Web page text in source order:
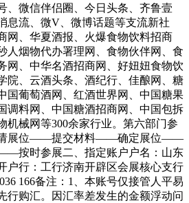
、微信伴侣圈、今日头条、齐鲁壹
息流、微V、微博话题等支流新社
网、华夏酒报、火爆食物饮料招商
人烟物代办署理网、食物伙伴网、食
网、中华名酒招商网、好妞妞食物饮
院、云酒头条、酒纪行、佳酿网、糖
国葡萄酒网、红酒世界网、中国糖果
调料网、中国糖酒招商网、中国包拆
机械网等300余家行业。第六部门参
请展位——提交材料——确定展位——
按时参展二、指定账户户名：山东
户行：工行济南开辟区会展核心支行
166备注：1、本账号仅接管人平易
行购汇。因汇率差发生的金额浮动问